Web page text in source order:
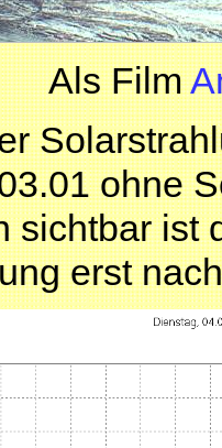
Als Film
ohne
sichtbar ist
erst